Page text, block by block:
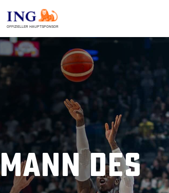
OFFIZIELLER HAUPTSPONSOR
des